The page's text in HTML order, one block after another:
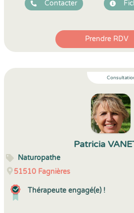
Contacter
Prendre RDV
Patricia
Naturopathe
51510 Fagnières
Thérapeute engagé(e) !